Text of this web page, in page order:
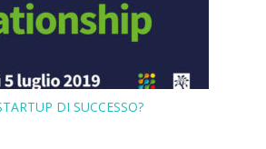
DI SUCCESSO?